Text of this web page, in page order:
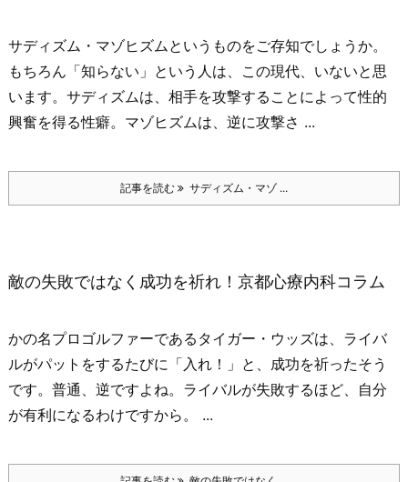
サディズム・マゾヒズムというものをご存知でしょうか。
もちろん「知らない」という人は、この現代、いないと思
います。 サディズムは、相手を攻撃することによって性的
興奮を得る性癖。 マゾヒズムは、逆に攻撃さ ...
記事を読む サディズム・マゾ ...
敵の失敗ではなく成功を祈れ！京都心療内科コラム
かの名プロゴルファーであるタイガー・ウッズは、ライバ
ルがパットをするたびに 「入れ！」 と、成功を祈ったそう
です。 普通、逆ですよね。 ライバルが失敗するほど、自分
が有利になるわけですから。 ...